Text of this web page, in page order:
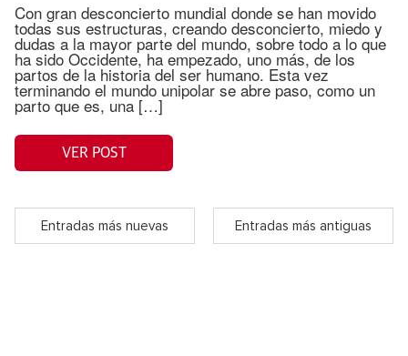
Con gran desconcierto mundial donde se han movido
todas sus estructuras, creando desconcierto, miedo y
dudas a la mayor parte del mundo, sobre todo a lo que
ha sido Occidente, ha empezado, uno más, de los
partos de la historia del ser humano. Esta vez
terminando el mundo unipolar se abre paso, como un
parto que es, una […]
VER POST
Entradas más nuevas Entradas más antiguas